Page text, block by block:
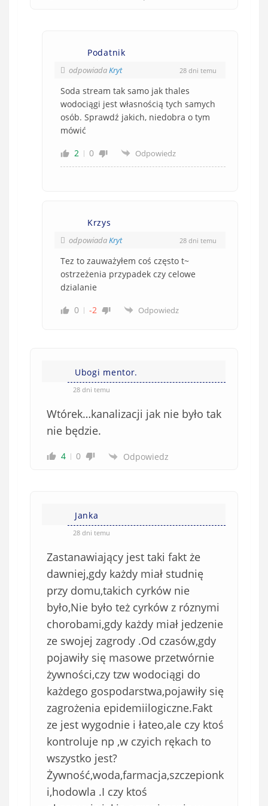
Podatnik
odpowiadaKryt 28 dni temu
Soda stream tak samo jak thales
wodociągi jest własnością tych samych
osób. Sprawdź jakich, niedobra o tym
mówić
2
0 Odpowiedz
Krzys
odpowiadaKryt 28 dni temu
Tez to zauważyłem coś często t~
ostrzeżenia przypadek czy celowe
dzialanie
0
-2 Odpowiedz
Ubogi mentor.
28 dni temu
Wtórek…kanalizacji jak nie było tak
nie będzie.
4 0 Odpowiedz
Janka
28 dni temu
Zastanawiający jest taki fakt że
dawniej,gdy każdy miał studnię
przy domu,takich cyrków nie
było,Nie było też cyrków z róznymi
chorobami,gdy każdy miał jedzenie
ze swojej zagrody .Od czasów,gdy
pojawiły się masowe przetwórnie
żywności,czy tzw wodociągi do
każdego gospodarstwa,pojawiły się
zagrożenia epidemiilogiczne.Fakt
ze jest wygodnie i łateo,ale czy ktoś
kontroluje np ,w czyich rękach to
wszystko jest?
Żywność,woda,farmacja,szczepionk
i,hodowla .I czy ktoś